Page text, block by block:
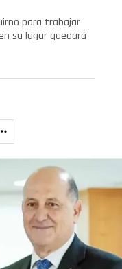
para trabajar
su lugar quedará